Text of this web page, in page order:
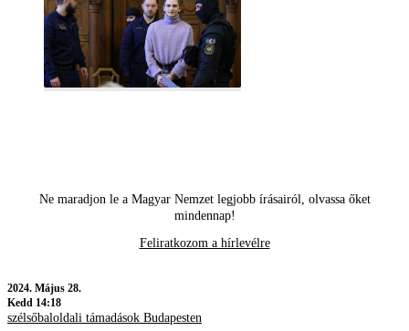
Ne maradjon le a Magyar Nemzet legjobb írásairól, olvassa őket
mindennap!
Feliratkozom a hírlevélre
2024. Május 28.
Kedd 14:18
szélsőbaloldali támadások Budapesten